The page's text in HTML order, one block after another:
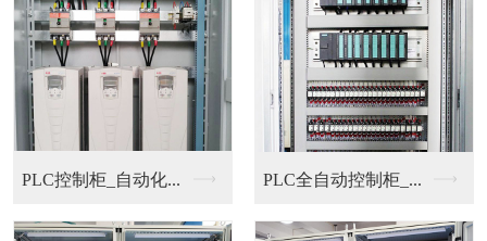
PLC控制柜_自动化... PLC全自动控制柜_...